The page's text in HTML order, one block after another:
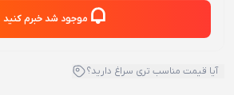
موجود شد خبرم کنید
آیا قیمت مناسب تری سراغ دارید؟